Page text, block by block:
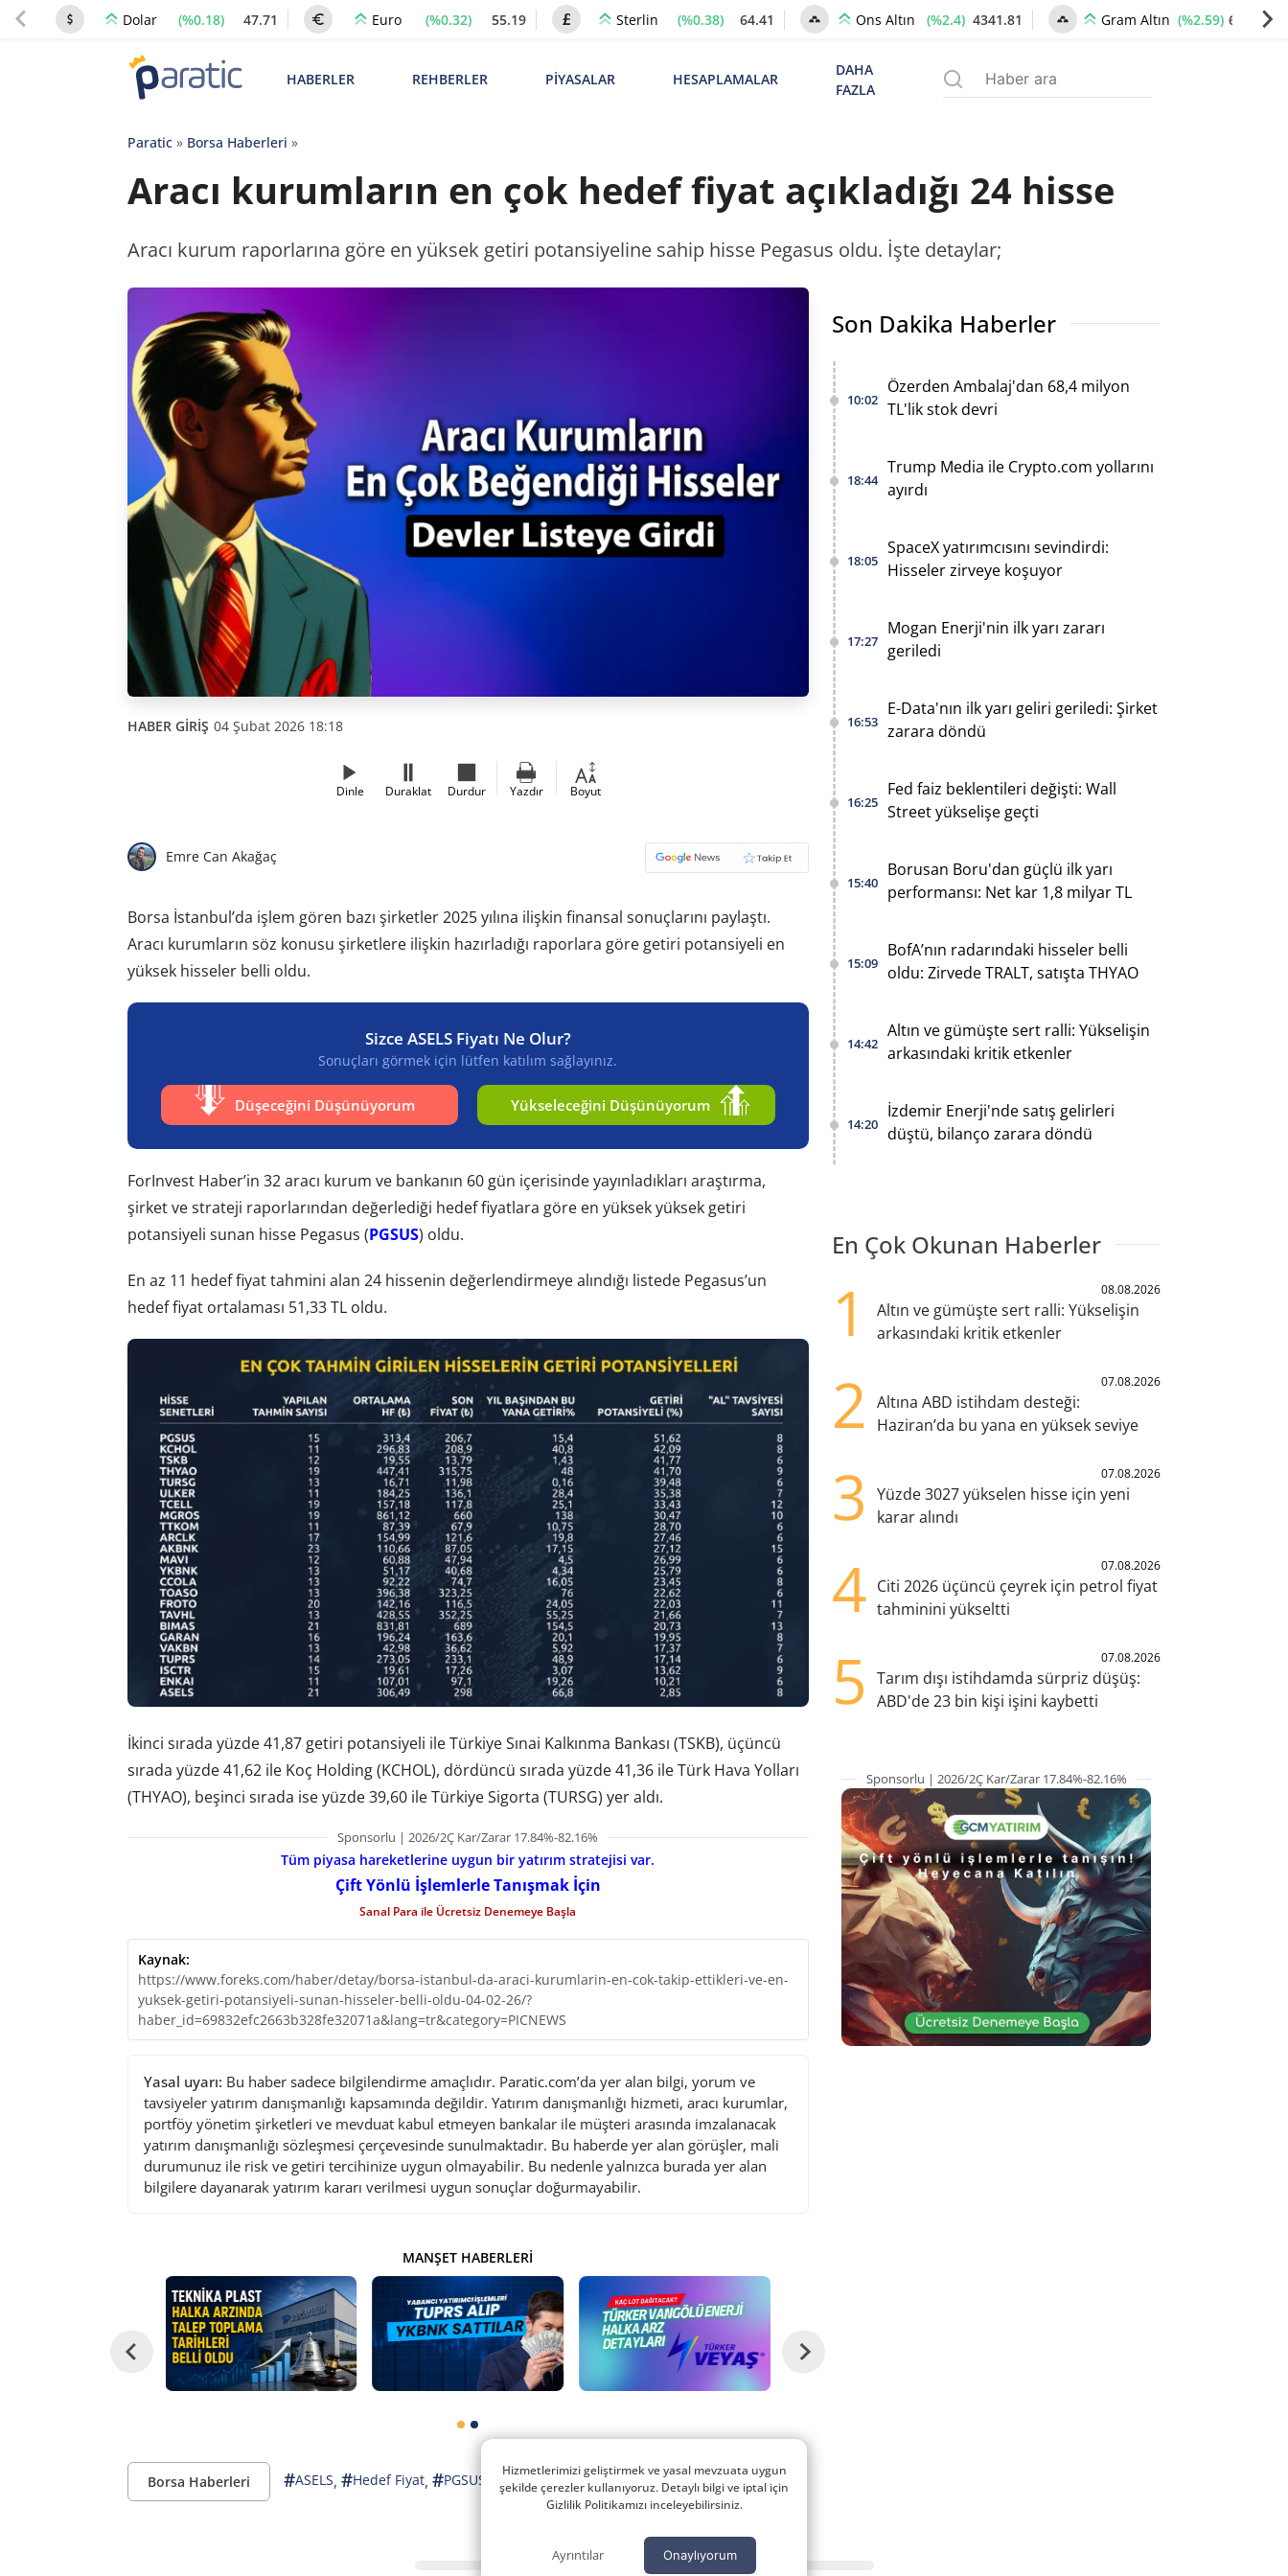
Dolar (%0.18) 47.71 Euro (%0.32) 55.19 Sterlin (%0.38) 64.41 Ons Altın (%2.4) 4341.81 Gram Altın (%2.59) 6660.55
HABERLER REHBERLER PİYASALAR HESAPLAMALAR
DAHA
FAZLA
Paratic» Borsa Haberleri »
Aracı kurumların en çok hedef fiyat açıkladığı 24 hisse
Aracı kurum raporlarına göre en yüksek getiri potansiyeline sahip hisse Pegasus oldu. İşte detaylar;
HABER GİRİŞ 04 Şubat 2026 18:18
Dinle Duraklat Durdur Yazdır Boyut
Emre Can Akağaç
Borsa İstanbul’da işlem gören bazı şirketler 2025 yılına ilişkin finansal sonuçlarını paylaştı.
Aracı kurumların söz konusu şirketlere ilişkin hazırladığı raporlara göre getiri potansiyeli en
yüksek hisseler belli oldu.
Sizce ASELS Fiyatı Ne Olur?
Sonuçları görmek için lütfen katılım sağlayınız.
Düşeceğini Düşünüyorum Yükseleceğini Düşünüyorum
ForInvest Haber’in 32 aracı kurum ve bankanın 60 gün içerisinde yayınladıkları araştırma,
şirket ve strateji raporlarından değerlediği hedef fiyatlara göre en yüksek yüksek getiri
potansiyeli sunan hisse Pegasus (PGSUS) oldu.
En az 11 hedef fiyat tahmini alan 24 hissenin değerlendirmeye alındığı listede Pegasus’un
hedef fiyat ortalaması 51,33 TL oldu.
İkinci sırada yüzde 41,87 getiri potansiyeli ile Türkiye Sınai Kalkınma Bankası (TSKB), üçüncü
sırada yüzde 41,62 ile Koç Holding (KCHOL), dördüncü sırada yüzde 41,36 ile Türk Hava Yolları
(THYAO), beşinci sırada ise yüzde 39,60 ile Türkiye Sigorta (TURSG) yer aldı.
Sponsorlu | 2026/2Ç Kar/Zarar 17.84%-82.16%
Tüm piyasa hareketlerine uygun bir yatırım stratejisi var.
Çift Yönlü İşlemlerle Tanışmak İçin
Sanal Para ile Ücretsiz Denemeye Başla
Kaynak:
https://www.foreks.com/haber/detay/borsa-istanbul-da-araci-kurumlarin-en-cok-takip-ettikleri-ve-en-
yuksek-getiri-potansiyeli-sunan-hisseler-belli-oldu-04-02-26/?
haber_id=69832efc2663b328fe32071a&lang=tr&category=PICNEWS
Yasal uyarı: Bu haber sadece bilgilendirme amaçlıdır. Paratic.com’da yer alan bilgi, yorum ve
tavsiyeler yatırım danışmanlığı kapsamında değildir. Yatırım danışmanlığı hizmeti, aracı kurumlar,
portföy yönetim şirketleri ve mevduat kabul etmeyen bankalar ile müşteri arasında imzalanacak
yatırım danışmanlığı sözleşmesi çerçevesinde sunulmaktadır. Bu haberde yer alan görüşler, mali
durumunuz ile risk ve getiri tercihinize uygun olmayabilir. Bu nedenle yalnızca burada yer alan
bilgilere dayanarak yatırım kararı verilmesi uygun sonuçlar doğurmayabilir.
MANŞET HABERLERI
Borsa Haberleri #ASELS, #Hedef Fiyat, #PGSUS
Son Dakika Haberler
10:02
Özerden Ambalaj'dan 68,4 milyon
TL'lik stok devri
18:44
Trump Media ile Crypto.com yollarını
ayırdı
18:05
SpaceX yatırımcısını sevindirdi:
Hisseler zirveye koşuyor
17:27
Mogan Enerji'nin ilk yarı zararı
geriledi
16:53
E-Data'nın ilk yarı geliri geriledi: Şirket
zarara döndü
16:25
Fed faiz beklentileri değişti: Wall
Street yükselişe geçti
15:40
Borusan Boru'dan güçlü ilk yarı
performansı: Net kar 1,8 milyar TL
15:09
BofA’nın radarındaki hisseler belli
oldu: Zirvede TRALT, satışta THYAO
14:42
Altın ve gümüşte sert ralli: Yükselişin
arkasındaki kritik etkenler
14:20
İzdemir Enerji'nde satış gelirleri
düştü, bilanço zarara döndü
En Çok Okunan Haberler
1 08.08.2026
Altın ve gümüşte sert ralli: Yükselişin
arkasındaki kritik etkenler
2 07.08.2026
Altına ABD istihdam desteği:
Haziran’da bu yana en yüksek seviye
3 07.08.2026
Yüzde 3027 yükselen hisse için yeni
karar alındı
4 07.08.2026
Citi 2026 üçüncü çeyrek için petrol fiyat
tahminini yükseltti
5 07.08.2026
Tarım dışı istihdamda sürpriz düşüş:
ABD'de 23 bin kişi işini kaybetti
Sponsorlu | 2026/2Ç Kar/Zarar 17.84%-82.16%
Hizmetlerimizi geliştirmek ve yasal mevzuata uygun
şekilde çerezler kullanıyoruz. Detaylı bilgi ve iptal için
Gizlilik Politikamızı inceleyebilirsiniz.
Ayrıntılar Onaylıyorum